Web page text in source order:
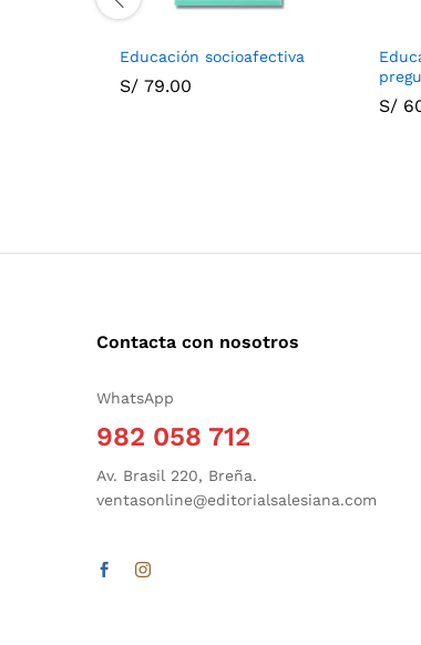
Educación socioafectiva
S/ 79.00
S/
Contacta con nosotros
WhatsApp
982 058 712
Av. Brasil 220, Breña.
ventasonline@editorialsalesiana.com